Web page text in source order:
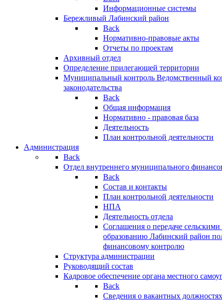
Информационные системы
Бережливый Лабинский район
Back
Нормативно-правовые акты
Отчеты по проектам
Архивный отдел
Определение прилегающей территории
Муниципальный контроль Ведомственный
законодательства
Back
Общая информация
Нормативно - правовая база
Деятельность
План контрольной деятельности
Администрация
Back
Отдел внутреннего муниципального
Back
Состав и контакты
План контрольной деятельности
НПА
Деятельность отдела
Соглашения о передаче
образованию Лабинский район
финансовому контролю
Структура администрации
Руководящий состав
Кадровое обеспечение органа местного
Back
Сведения о вакантных